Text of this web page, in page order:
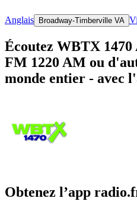
Anglais Broadway-Timberville VA
Écoutez WBTX
FM 1220 AM ou
monde entier - avec
Obtenez l’app